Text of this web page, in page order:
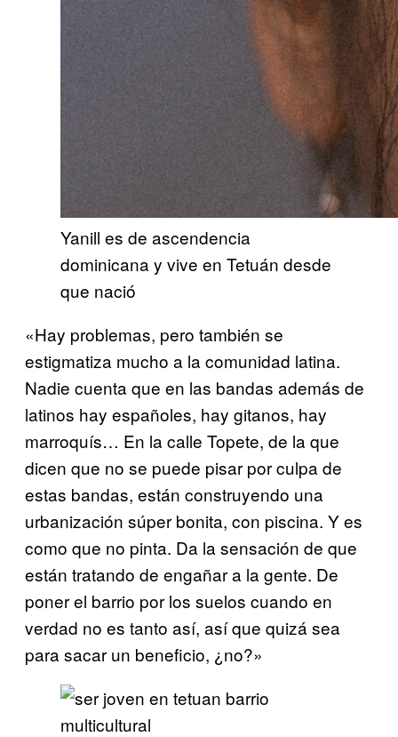
Yanill es de ascendencia
dominicana y vive en Tetuán desde
que nació
«Hay problemas, pero también se
estigmatiza mucho a la comunidad latina.
Nadie cuenta que en las bandas además de
latinos hay españoles, hay gitanos, hay
marroquís… En la calle Topete, de la que
dicen que no se puede pisar por culpa de
estas bandas, están construyendo una
urbanización súper bonita, con piscina. Y es
como que no pinta. Da la sensación de que
están tratando de engañar a la gente. De
poner el barrio por los suelos cuando en
verdad no es tanto así, así que quizá sea
para sacar un beneficio, ¿no?»